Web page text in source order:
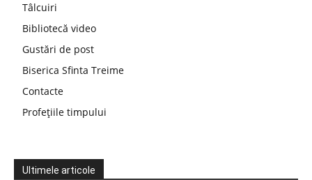
Tâlcuiri
Bibliotecă video
Gustări de post
Biserica Sfinta Treime
Contacte
Profețiile timpului
Ultimele articole